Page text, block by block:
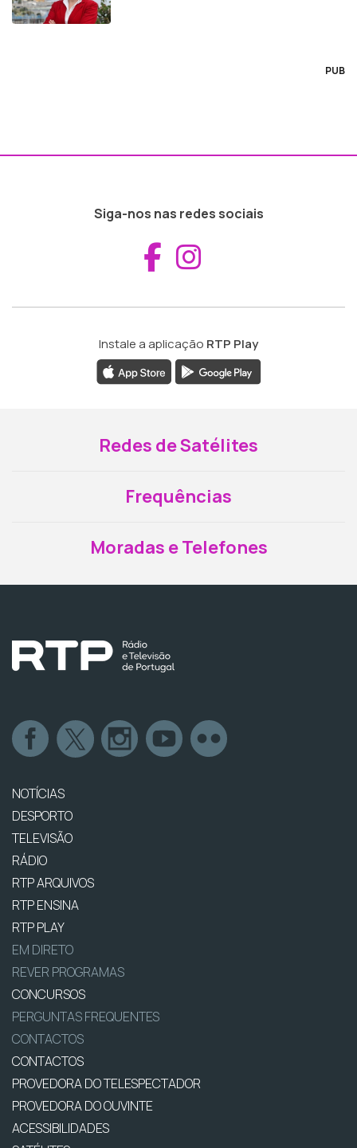
PUB
Siga-nos nas redes sociais
Aceder ao
Instale a aplicação RTP Play
Redes de Satélites
Frequências
Moradas e Telefones
NOTÍCIAS
DESPORTO
TELEVISÃO
RÁDIO
RTP ARQUIVOS
RTP ENSINA
RTP PLAY
EM DIRETO
REVER PROGRAMAS
CONCURSOS
PERGUNTAS FREQUENTES
CONTACTOS
CONTACTOS
PROVEDORA DO TELESPECTADOR
PROVEDORA DO OUVINTE
ACESSIBILIDADES